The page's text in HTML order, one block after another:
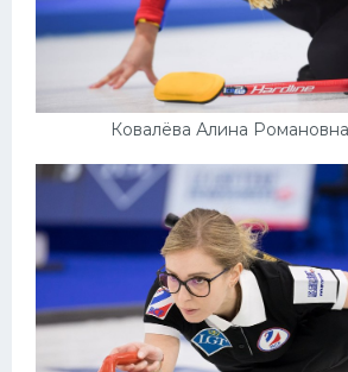
Ковалёва Алина